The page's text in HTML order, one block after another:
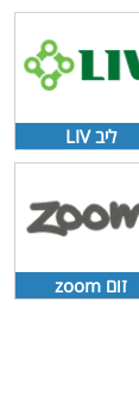
ליב LIV
זום zoom